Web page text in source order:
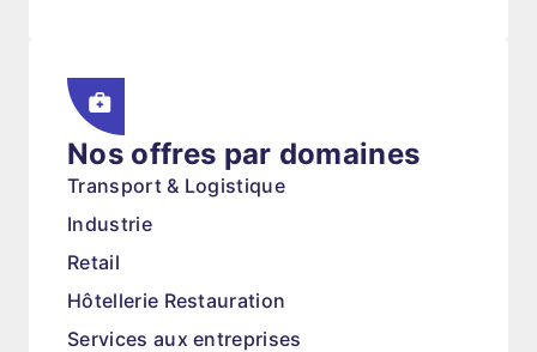
Nos offres par domaines
Transport & Logistique
Industrie
Retail
Hôtellerie Restauration
Services aux entreprises